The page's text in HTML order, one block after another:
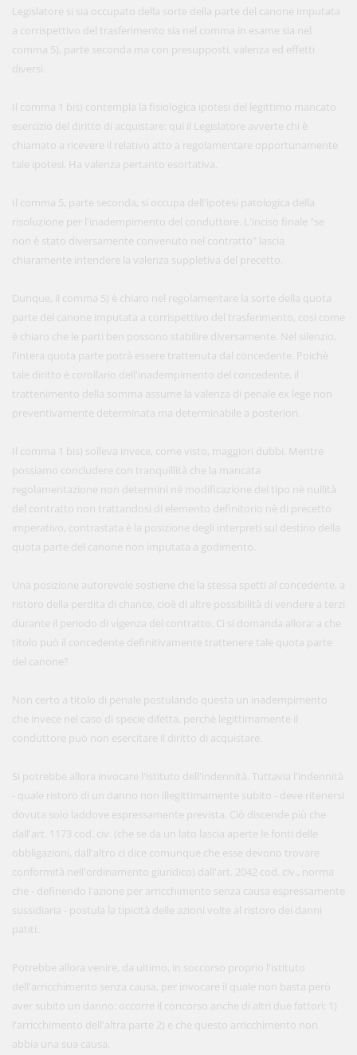
Legislatore si sia occupato della sorte della parte del canone imputata
a corrispettivo del trasferimento sia nel comma in esame sia nel
comma 5), parte seconda ma con presupposti, valenza ed effetti
diversi.
Il comma 1 bis) contempla la fisiologica ipotesi del legittimo mancato
esercizio del diritto di acquistare: qui il Legislatore avverte chi è
chiamato a ricevere il relativo atto a regolamentare opportunamente
tale ipotesi. Ha valenza pertanto esortativa.
Il comma 5, parte seconda, si occupa dell'ipotesi patologica della
risoluzione per l'inadempimento del conduttore. L'inciso finale "se
non è stato diversamente convenuto nel contratto" lascia
chiaramente intendere la valenza suppletiva del precetto.
Dunque, il comma 5) è chiaro nel regolamentare la sorte della quota
parte del canone imputata a corrispettivo del trasferimento, così come
è chiaro che le parti ben possono stabilire diversamente. Nel silenzio,
l'intera quota parte potrà essere trattenuta dal concedente. Poichè
tale diritto è corollario dell'inadempimento del concedente, il
trattenimento della somma assume la valenza di penale ex lege non
preventivamente determinata ma determinabile a posteriori.
Il comma 1 bis) solleva invece, come visto, maggiori dubbi. Mentre
possiamo concludere con tranquillità che la mancata
regolamentazione non determini nè modificazione del tipo nè nullità
del contratto non trattandosi di elemento definitorio nè di precetto
imperativo, contrastata è la posizione degli interpreti sul destino della
quota parte del canone non imputata a godimento.
Una posizione autorevole sostiene che la stessa spetti al concedente, a
ristoro della perdita di chance, cioè di altre possibilità di vendere a terzi
durante il periodo di vigenza del contratto. Ci si domanda allora: a che
titolo può il concedente definitivamente trattenere tale quota parte
del canone?
Non certo a titolo di penale postulando questa un inadempimento
che invece nel caso di specie difetta, perchè legittimamente il
conduttore può non esercitare il diritto di acquistare.
Si potrebbe allora invocare l'istituto dell'indennità. Tuttavia l'indennità
- quale ristoro di un danno non illegittimamente subito - deve ritenersi
dovuta solo laddove espressamente prevista. Ciò discende più che
dall'art. 1173 cod. civ. (che se da un lato lascia aperte le fonti delle
obbligazioni, dall'altro ci dice comunque che esse devono trovare
conformità nell'ordinamento giuridico) dall'art. 2042 cod. civ., norma
che - definendo l'azione per arricchimento senza causa espressamente
sussidiaria - postula la tipicità delle azioni volte al ristoro dei danni
patiti.
Potrebbe allora venire, da ultimo, in soccorso proprio l'istituto
dell'arricchimento senza causa, per invocare il quale non basta però
aver subito un danno: occorre il concorso anche di altri due fattori: 1)
l'arricchimento dell'altra parte 2) e che questo arricchimento non
abbia una sua causa.